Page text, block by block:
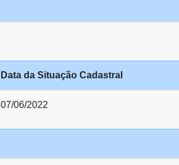
Data da Situação Cadastral
07/06/2022